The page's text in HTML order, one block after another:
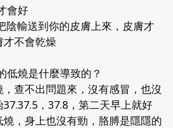
會好
陰輸送到你的皮膚上來，皮膚才
不會乾燥
低燒是什麼導致的？
查不出問題來，沒有感冒，也沒
，37.8，第二天早上就好
，身上也沒有勁，胳膊是隱隱的